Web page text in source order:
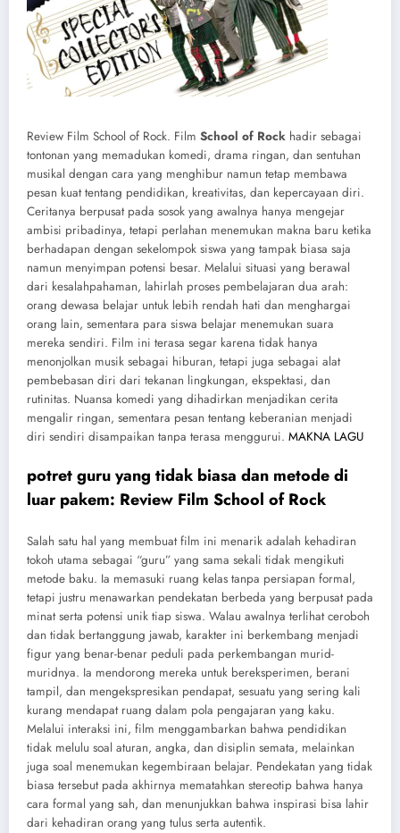
Review Film School of Rock. Film School of Rock hadir sebagai
tontonan yang memadukan komedi, drama ringan, dan sentuhan
musikal dengan cara yang menghibur namun tetap membawa
pesan kuat tentang pendidikan, kreativitas, dan kepercayaan diri.
Ceritanya berpusat pada sosok yang awalnya hanya mengejar
ambisi pribadinya, tetapi perlahan menemukan makna baru ketika
berhadapan dengan sekelompok siswa yang tampak biasa saja
namun menyimpan potensi besar. Melalui situasi yang berawal
dari kesalahpahaman, lahirlah proses pembelajaran dua arah:
orang dewasa belajar untuk lebih rendah hati dan menghargai
orang lain, sementara para siswa belajar menemukan suara
mereka sendiri. Film ini terasa segar karena tidak hanya
menonjolkan musik sebagai hiburan, tetapi juga sebagai alat
pembebasan diri dari tekanan lingkungan, ekspektasi, dan
rutinitas. Nuansa komedi yang dihadirkan menjadikan cerita
mengalir ringan, sementara pesan tentang keberanian menjadi
diri sendiri disampaikan tanpa terasa menggurui. MAKNA LAGU
potret guru yang tidak biasa dan metode di
luar pakem: Review Film School of Rock
Salah satu hal yang membuat film ini menarik adalah kehadiran
tokoh utama sebagai “guru” yang sama sekali tidak mengikuti
metode baku. Ia memasuki ruang kelas tanpa persiapan formal,
tetapi justru menawarkan pendekatan berbeda yang berpusat pada
minat serta potensi unik tiap siswa. Walau awalnya terlihat ceroboh
dan tidak bertanggung jawab, karakter ini berkembang menjadi
figur yang benar-benar peduli pada perkembangan murid-
muridnya. Ia mendorong mereka untuk bereksperimen, berani
tampil, dan mengekspresikan pendapat, sesuatu yang sering kali
kurang mendapat ruang dalam pola pengajaran yang kaku.
Melalui interaksi ini, film menggambarkan bahwa pendidikan
tidak melulu soal aturan, angka, dan disiplin semata, melainkan
juga soal menemukan kegembiraan belajar. Pendekatan yang tidak
biasa tersebut pada akhirnya mematahkan stereotip bahwa hanya
cara formal yang sah, dan menunjukkan bahwa inspirasi bisa lahir
dari kehadiran orang yang tulus serta autentik.